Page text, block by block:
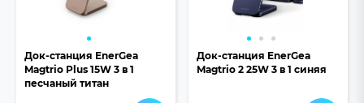
Док-станция EnerGea
Magtrio Plus 15W 3 в 1
песчаный титан
Док-станция EnerGea
Magtrio 2 25W 3 в 1 синяя